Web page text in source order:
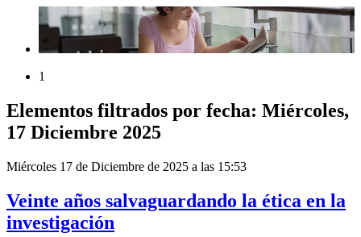
1
Elementos filtrados por fecha: Miércoles,
17 Diciembre 2025
Miércoles 17 de Diciembre de 2025 a las 15:53
Veinte años salvaguardando la ética en la
investigación